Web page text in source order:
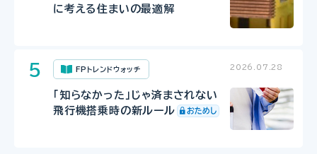
に考える住まいの最適解
FPトレンドウォッチ 2026.07.28
「知らなかった」じゃ済まされない
飛行機搭乗時の新ルール